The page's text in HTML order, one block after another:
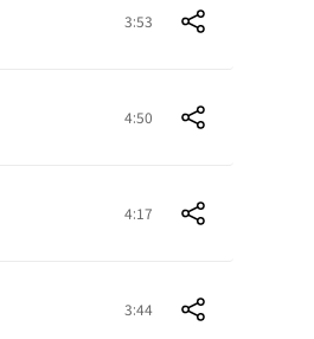
3:53
4:50
4:17
3:44